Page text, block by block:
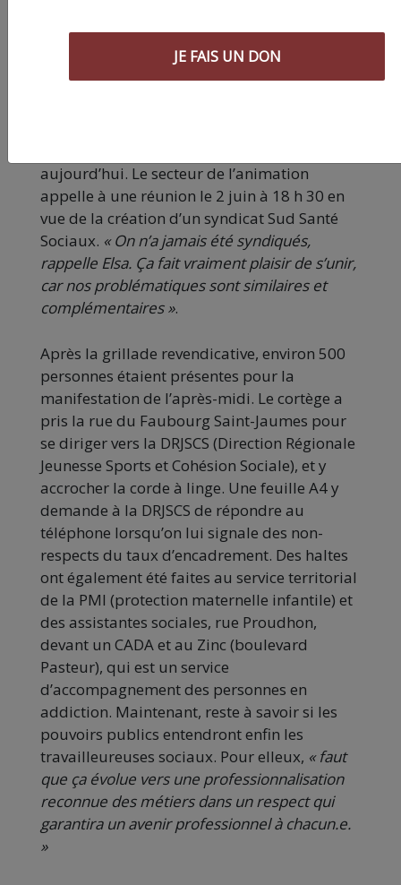
du côté des conditions de travail et des
salaires des professionnels, mais également
du côté du recrutement dans ces filières : 45
aujourd’hui. Le secteur de l’animation
appelle à une réunion le 2 juin à 18 h 30 en
vue de la création d’un syndicat Sud Santé
Sociaux. « On n’a jamais été syndiqués,
rappelle Elsa. Ça fait vraiment plaisir de s’unir,
car nos problématiques sont similaires et
complémentaires ».
Après la grillade revendicative, environ 500
personnes étaient présentes pour la
manifestation de l’après-midi. Le cortège a
pris la rue du Faubourg Saint-Jaumes pour
se diriger vers la DRJSCS (Direction Régionale
Jeunesse Sports et Cohésion Sociale), et y
accrocher la corde à linge. Une feuille A4 y
demande à la DRJSCS de répondre au
téléphone lorsqu’on lui signale des non-
respects du taux d’encadrement. Des haltes
ont également été faites au service territorial
de la PMI (protection maternelle infantile) et
des assistantes sociales, rue Proudhon,
devant un CADA et au Zinc (boulevard
Pasteur), qui est un service
d’accompagnement des personnes en
addiction. Maintenant, reste à savoir si les
pouvoirs publics entendront enfin les
travailleureuses sociaux. Pour elleux, « faut
que ça évolue vers une professionnalisation
reconnue des métiers dans un respect qui
garantira un avenir professionnel à chacun.e.
»
JE FAIS UN DON